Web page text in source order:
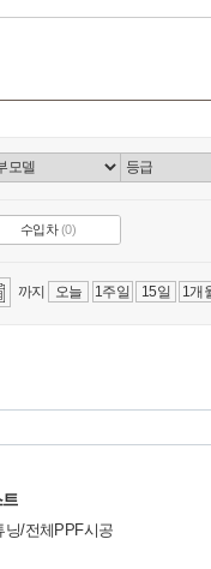
수입차(0)
까지 오늘 1주일 15일 1개
닝/전체PPF시공